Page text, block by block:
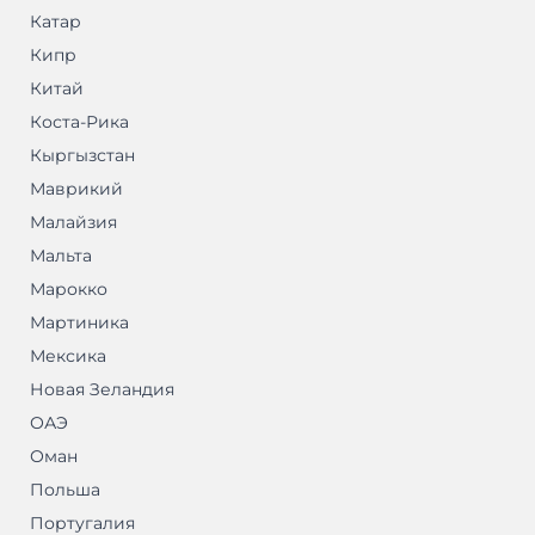
Катар
Кипр
Китай
Коста-Рика
Кыргызстан
Маврикий
Малайзия
Мальта
Марокко
Мартиника
Мексика
Новая Зеландия
ОАЭ
Оман
Польша
Португалия